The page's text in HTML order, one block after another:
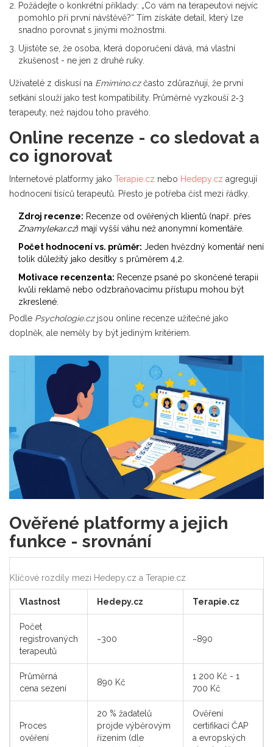
Požádejte o konkrétní příklady: „Co vám na terapeutovi nejvíc
pomohlo při první návštěvě?“ Tím získáte detail, který lze
snadno porovnat s jinými možnostmi.
Ujistěte se, že osoba, která doporučení dává, má vlastní
zkušenost - ne jen z druhé ruky.
Uživatelé z diskusí na Emimino.czčasto zdůrazňují, že první
setkání slouží jako test kompatibility. Průměrně vyzkouší 2‑3
terapeuty, než najdou toho pravého.
Online recenze - co sledovat a
co ignorovat
Internetové platformy jako Terapie.cz nebo Hedepy.cz agregují
hodnocení tisíců terapeutů. Přesto je potřeba číst mezi řádky.
Zdroj recenze: Recenze od ověřených klientů (např. přes
Znamylekar.cz) mají vyšší váhu než anonymní komentáře.
Počet hodnocení vs. průměr: Jeden hvězdný komentář není
tolik důležitý jako desítky s průměrem 4,2.
Motivace recenzenta: Recenze psané po skončené terapii
kvůli reklamě nebo odzbraňovacímu přístupu mohou být
zkreslené.
Podle Psychologie.czjsou online recenze užitečné jako
doplněk, ale neměly by být jediným kritériem.
Ověřené platformy a jejich
funkce - srovnání
Klíčové rozdíly mezi Hedepy.cz a Terapie.cz
Vlastnost Hedepy.cz Terapie.cz
Počet
registrovaných
terapeutů
~300 ~890
Průměrná
cena sezení
890 Kč
1 200 Kč - 1
700 Kč
Proces
ověření
20 % žadatelů
projde výběrovým
řízením (dle
Ověření
certifikací ČAP
a evropských